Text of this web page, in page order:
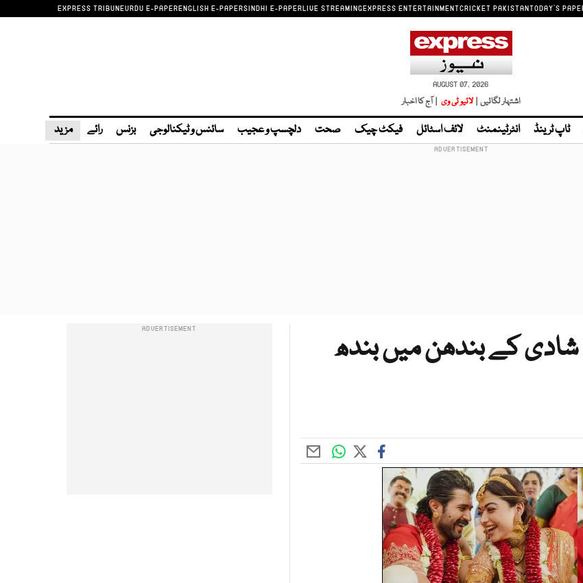
EXPRESS TRIBUNEURDU E-PAPERENGLISH E-PAPERSINDHI E-PAPERLIVE STREAMINGEXPRESS ENTERTAINMENTCRICKET PAKISTANTODAY'S
AUGUST 07, 2026
اشتہار لگائیں | لائیو ٹی وی | آج کا اخبار
ٹاپ ٹرینڈ انٹرٹینمنٹ لائف اسٹائل فیکٹ چیک صحت دلچسپ و عجیب سائنس و ٹیکنالوجی بزنس رائے مزید
شادی کے بندھن میں بندھ